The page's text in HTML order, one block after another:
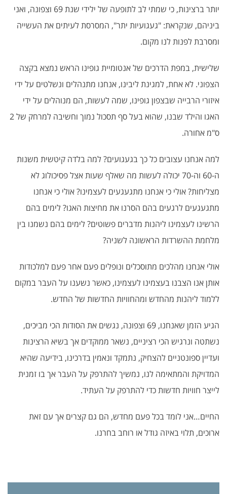
יותר ברצינות, כי שמתי לב לתופעה של ילידי שנת 69 וצפונה, ואני
ביניהם, שנקראת: "געגועיות יתר", המסרסת לעיתים את העשייה
ומסרבת לפנות לנו מקום.
שלישית, במפת הדרכים של אנטומיית גופינו הראש נמצא בקצה
הצפוני. לא אחת, למגינת ליבינו, אנחנו מתנהלים ונשלטים על ידי
איזורי הרבייה שבצפון גופינו, שמה לעשות, הם מנוהלים על ידי
האגו והילד שבנו, שהוא בעל סף תסכול נמוך וחשיבה למרחק של 2
ס"מ אחורה.
למה אנחנו עצובים כל כך בגעגועים? למה בלדה קיטשית משנות
ה-60 וה-70 יכולה לעשות מה שאלף שעות אצל פסיכולוג לא
מצליחות? אולי כי אנחנו מתגעגעים לעצמינו? אולי כי אנחנו
מתגעגעים לרגעים בהם הסרנו את מחיצות האגו? לימים בהם
הרשינו לעצמינו ליהנות מדברים פשוטים? לימים בהם נשמנו בין
מלחמת ההשרדות הראשונה לשניה?
אולי אנחנו מהלכים מתוסכלים ונופלים פעם אחר פעם למלכודות
אותן אנו הצבנו בעצמינו לעצמינו, כאשר נשענו על העבר במקום
ללמוד ליהנות מהחדש ומהחוויות החדשות של החדש.
הגיע הזמן שאנחנו, 69 וצפונה, נגשים את הסודות הכי מביכים,
נשתטה ונרגיש הכי רציניים, נשאר ממוקדים אך בשיא הרצינות
ועדיין ספונטניים להצחיק, נתמקד ונאמין בדרכינו, בידיעה שהיא
המדויקת והמתאימה לנו, נמשיך להתרפק על העבר אך בו זמנית
לייצר חוויות חדשות כדי להתרפק על העתיד.
החיים…אני לומד בכל פעם מחדש, הם גם קצרים אך עם זאת
ארוכים, תלוי באיזה גודל או רוחב בחרנו.